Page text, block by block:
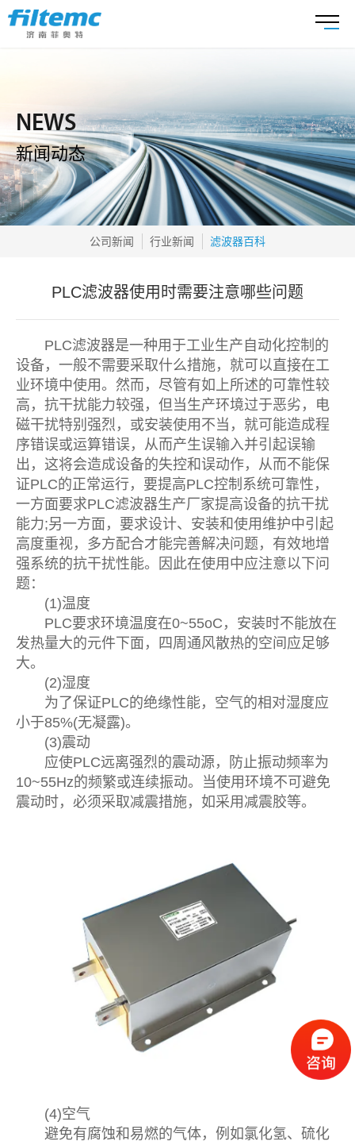
NEWS
新闻动态
公司新闻 行业新闻 滤波器百科
PLC滤波器使用时需要注意哪些问题
PLC滤波器是一种用于工业生产自动化控制的
设备，一般不需要采取什么措施，就可以直接在工
业环境中使用。然而，尽管有如上所述的可靠性较
高，抗干扰能力较强，但当生产环境过于恶劣，电
磁干扰特别强烈，或安装使用不当，就可能造成程
序错误或运算错误，从而产生误输入并引起误输
出，这将会造成设备的失控和误动作，从而不能保
证PLC的正常运行，要提高PLC控制系统可靠性，
一方面要求PLC滤波器生产厂家提高设备的抗干扰
能力;另一方面，要求设计、安装和使用维护中引起
高度重视，多方配合才能完善解决问题，有效地增
强系统的抗干扰性能。因此在使用中应注意以下问
题：
(1)温度
PLC要求环境温度在0~55oC，安装时不能放在
发热量大的元件下面，四周通风散热的空间应足够
大。
(2)湿度
为了保证PLC的绝缘性能，空气的相对湿度应
小于85%(无凝露)。
(3)震动
应使PLC远离强烈的震动源，防止振动频率为
10~55Hz的频繁或连续振动。当使用环境不可避免
震动时，必须采取减震措施，如采用减震胶等。
(4)空气
避免有腐蚀和易燃的气体，例如氯化氢、硫化